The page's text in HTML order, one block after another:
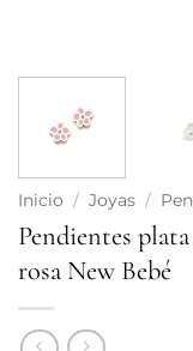
Inicio / Joyas /
Pendientes
rosa New Bebé